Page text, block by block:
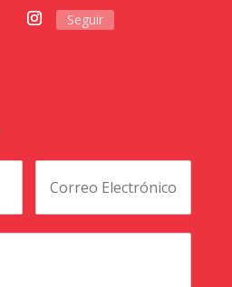
Seguir